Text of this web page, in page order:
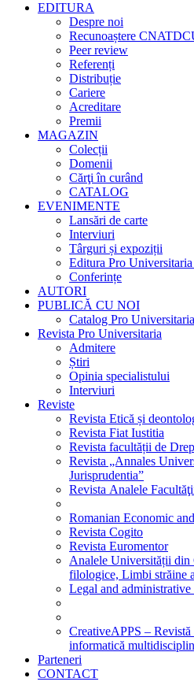
EDITURA
Despre noi
Recunoaștere
Peer review
Referenți
Distribuție
Cariere
Acreditare
Premii
MAGAZIN
Colecții
Domenii
Cărţi în curând
CATALOG
EVENIMENTE
Lansări de carte
Interviuri
Târguri și expoziții
Editura Pro Universitaria
Conferințe
AUTORI
PUBLICĂ CU NOI
Catalog Pro Universitaria
Revista Pro Universitaria
Admitere
Știri
Opinia specialistului
Interviuri
Reviste
Revista Etică și
Revista Fiat Iustitia
Revista facultății de
Revista „Annales
Jurisprudentia”
Revista Analele
Romanian Economic
Revista Cogito
Revista Euromentor
Analele Universității din
filologice, Limbi străine
Legal and administrative
CreativeAPPS – Revistă
informatică
Parteneri
CONTACT